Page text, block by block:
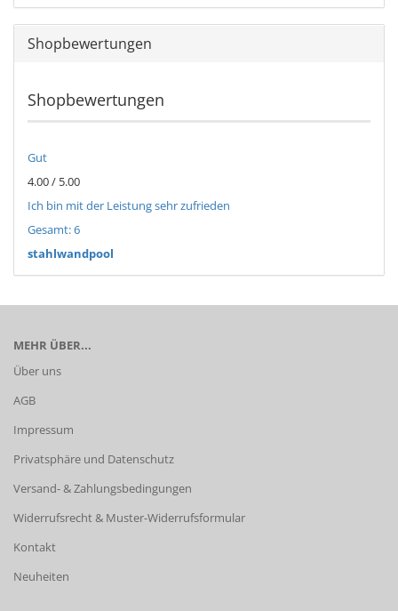
Shopbewertungen
Shopbewertungen
Gut
4.00 / 5.00
Ich bin mit der Leistung sehr zufrieden
Gesamt: 6
stahlwandpool
MEHR ÜBER...
Über uns
AGB
Impressum
Privatsphäre und Datenschutz
Versand- & Zahlungsbedingungen
Widerrufsrecht & Muster-Widerrufsformular
Kontakt
Neuheiten